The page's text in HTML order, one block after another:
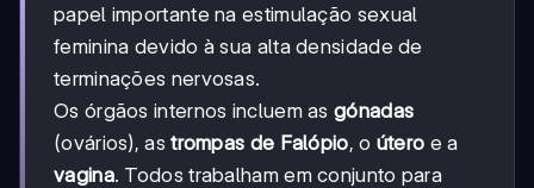
papel importante na estimulação sexual
feminina devido à sua alta densidade de
terminações nervosas.
Os órgãos internos incluem as gónadas
(ovários), astrompas de Falópio, o útero e a
vagina. Todos trabalham em conjunto para